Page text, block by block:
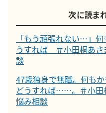
次に読ま
「もう頑張れない…」
うすれば ＃小田桐あさ
談
47歳独身で無職。何も
どうすれば……。＃小田
悩み相談